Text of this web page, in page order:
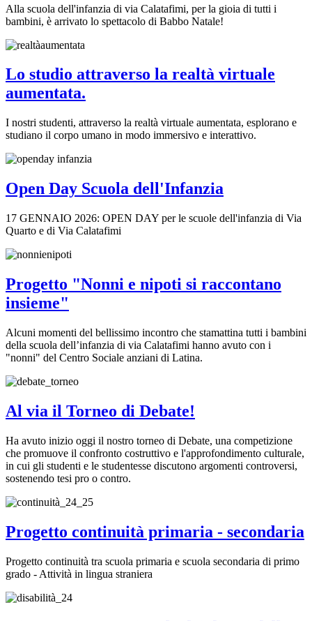
Alla scuola dell'infanzia di via Calatafimi, per la gioia di tutti i
bambini, è arrivato lo spettacolo di Babbo Natale!
Lo studio attraverso la realtà virtuale
aumentata.
I nostri studenti, attraverso la realtà virtuale aumentata, esplorano e
studiano il corpo umano in modo immersivo e interattivo.
Open Day Scuola dell'Infanzia
17 GENNAIO 2026: OPEN DAY per le scuole dell'infanzia di Via
Quarto e di Via Calatafimi
Progetto "Nonni e nipoti si raccontano
insieme"
Alcuni momenti del bellissimo incontro che stamattina tutti i bambini
della scuola dell’infanzia di via Calatafimi hanno avuto con i
"nonni" del Centro Sociale anziani di Latina.
Al via il Torneo di Debate!
Ha avuto inizio oggi il nostro torneo di Debate, una competizione
che promuove il confronto costruttivo e l'approfondimento culturale,
in cui gli studenti e le studentesse discutono argomenti controversi,
sostenendo tesi pro o contro.
Progetto continuità primaria - secondaria
Progetto continuità tra scuola primaria e scuola secondaria di primo
grado - Attività in lingua straniera